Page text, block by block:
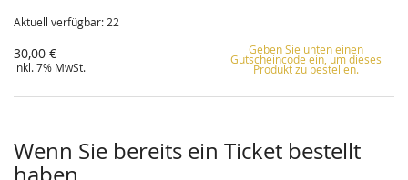
Aktuell verfügbar: 22
30,00 €
inkl. 7% MwSt.
Geben Sie unten einen
Gutscheincode ein, um dieses
Produkt zu bestellen.
Wenn Sie bereits ein Ticket bestellt